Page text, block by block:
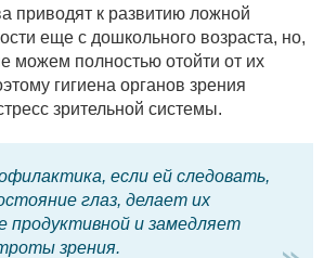
приводят к развитию ложной
еще с дошкольного возраста, но,
можем полностью отойти от их
гигиена органов зрения
зрительной системы.
если ей следовать,
глаз, делает их
продуктивной и замедляет
зрения.